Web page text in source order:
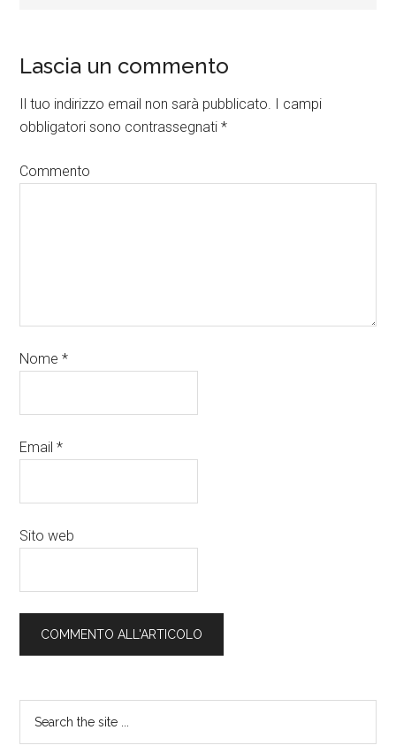
Lascia un commento
Il tuo indirizzo email non sarà pubblicato. I campi
obbligatori sono contrassegnati*
Commento
Nome*
Email*
Sito web